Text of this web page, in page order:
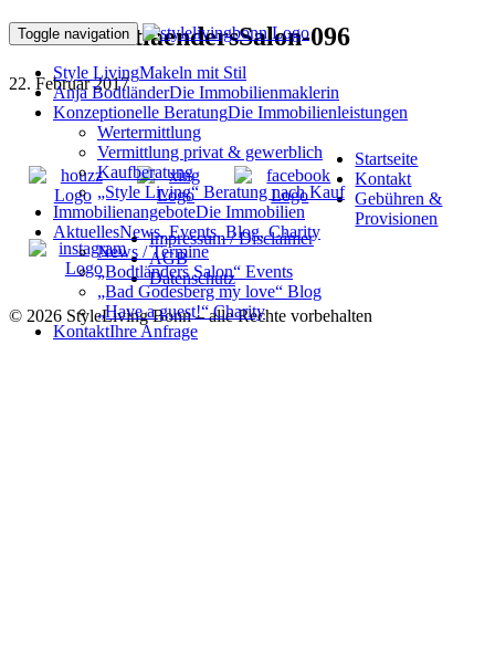
Toggle navigation
Style LivingMakeln mit Stil
Anja BodtländerDie Immobilienmaklerin
Konzeptionelle BeratungDie Immobilienleistungen
Wertermittlung
Vermittlung privat & gewerblich
Kaufberatung
„Style Living“ Beratung nach Kauf
ImmobilienangeboteDie Immobilien
AktuellesNews, Events, Blog, Charity
News / Termine
„Bodtländers Salon“ Events
„Bad Godesberg my love“ Blog
„Have a guest!“ Charity
KontaktIhre Anfrage
170216BodtlaendersSalon-096
22. Februar 2017
Startseite
Kontakt
Gebühren &
Provisionen
Impressum / Disclaimer
AGB
Datenschutz
© 2026 StyleLiving Bonn – alle Rechte vorbehalten